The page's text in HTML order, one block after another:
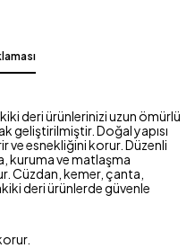
deri ürünlerinizi uzun ömürlü
geliştirilmiştir. Doğal yapısı
ve esnekliğini korur. Düzenli
kuruma ve matlaşma
Cüzdan, kemer, çanta,
deri ürünlerde güvenle